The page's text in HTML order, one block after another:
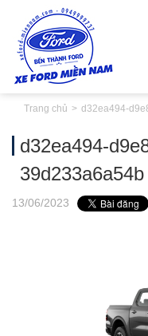
Trang chủ d32ea494-
d32ea494-
39d233a6a54b
13/06/2023